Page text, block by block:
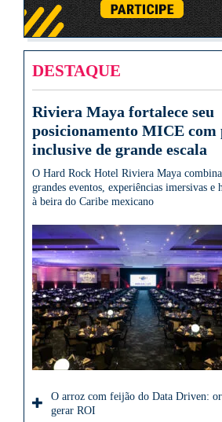
DESTAQUE
Riviera Maya fortalece seu
posicionamento MICE com
inclusive de grande escala
O Hard Rock Hotel Riviera Maya
grandes eventos, experiências imersivas e
à beira do Caribe mexicano
O arroz com feijão do Data Driven:
gerar ROI